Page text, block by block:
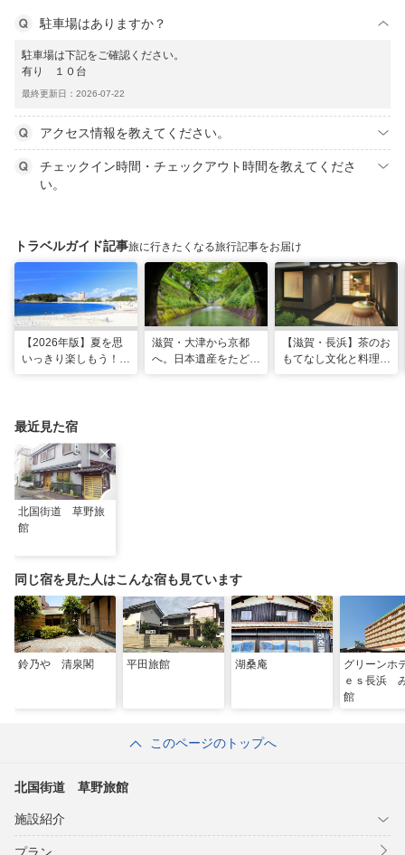
駐車場はありますか？
駐車場は下記をご確認ください。
有り １０台
最終更新日：2026-07-22
アクセス情報を教えてください。
チェックイン時間・チェックアウト時間を教えてくださ
い。
トラベルガイド記事旅に行きたくなる旅行記事をお届け
【2026年版】夏を思
いっきり楽しもう！関
滋賀・大津から京都
へ。日本遺産をたどる
【滋賀・長浜】茶のお
もてなし文化と料理が
最近見た宿
北国街道 草野旅
館
同じ宿を見た人はこんな宿も見ています
鈴乃や 清泉閣 平田旅館 湖桑庵
グリーンホ
ｅｓ長浜
館
このページのトップへ
北国街道 草野旅館
施設紹介